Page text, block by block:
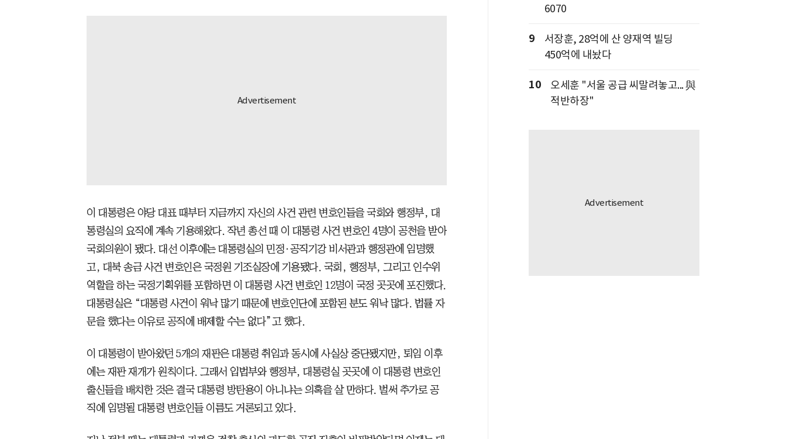
이 대통령은 야당 대표 때부터 지금까지 자신의 사건 관련 변호인들을 국회와 행정부, 대
통령실의 요직에 계속 기용해왔다. 작년 총선 때 이 대통령 사건 변호인 4명이 공천을 받아
국회의원이 됐다. 대선 이후에는 대통령실의 민정·공직기강 비서관과 행정관에 임명했
고, 대북 송금 사건 변호인은 국정원 기조실장에 기용됐다. 국회, 행정부, 그리고 인수위
역할을 하는 국정기획위를 포함하면 이 대통령 사건 변호인 12명이 국정 곳곳에 포진했다.
대통령실은 “대통령 사건이 워낙 많기 때문에 변호인단에 포함된 분도 워낙 많다. 법률 자
문을 했다는 이유로 공직에 배제할 수는 없다”고 했다.
이 대통령이 받아왔던 5개의 재판은 대통령 취임과 동시에 사실상 중단됐지만, 퇴임 이후
에는 재판 재개가 원칙이다. 그래서 입법부와 행정부, 대통령실 곳곳에 이 대통령 변호인
출신들을 배치한 것은 결국 대통령 방탄용이 아니냐는 의혹을 살 만하다. 벌써 추가로 공
직에 임명될 대통령 변호인들 이름도 거론되고 있다.
6070
9
서장훈, 28억에 산 양재역 빌딩
450억에 내놨다
10
오세훈 "서울 공급 씨말려놓고... 與
적반하장"